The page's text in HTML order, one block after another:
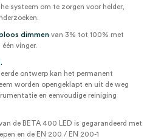
systeem om te zorgen voor helder,
dimmen van 3% tot 100% met
vinger.
ontwerp kan het permanent
worden opengeklapt en uit de weg
en eenvoudige reiniging
de BETA 400 LED is gegarandeerd met
en de EN 200 / EN 200-1